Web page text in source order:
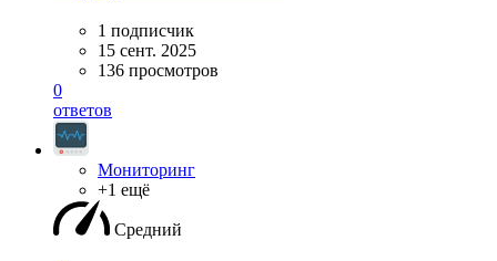
1 подписчик
15 сент. 2025
136 просмотров
0
ответов
Мониторинг
+1 ещё
Средний